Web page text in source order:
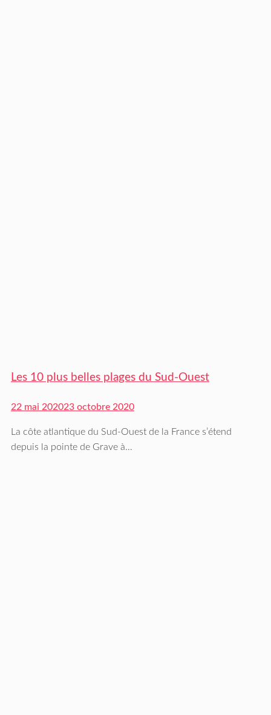
Les 10 plus belles plages du Sud-Ouest
22 mai 202023 octobre 2020
La côte atlantique du Sud-Ouest de la France s’étend
depuis la pointe de Grave à…